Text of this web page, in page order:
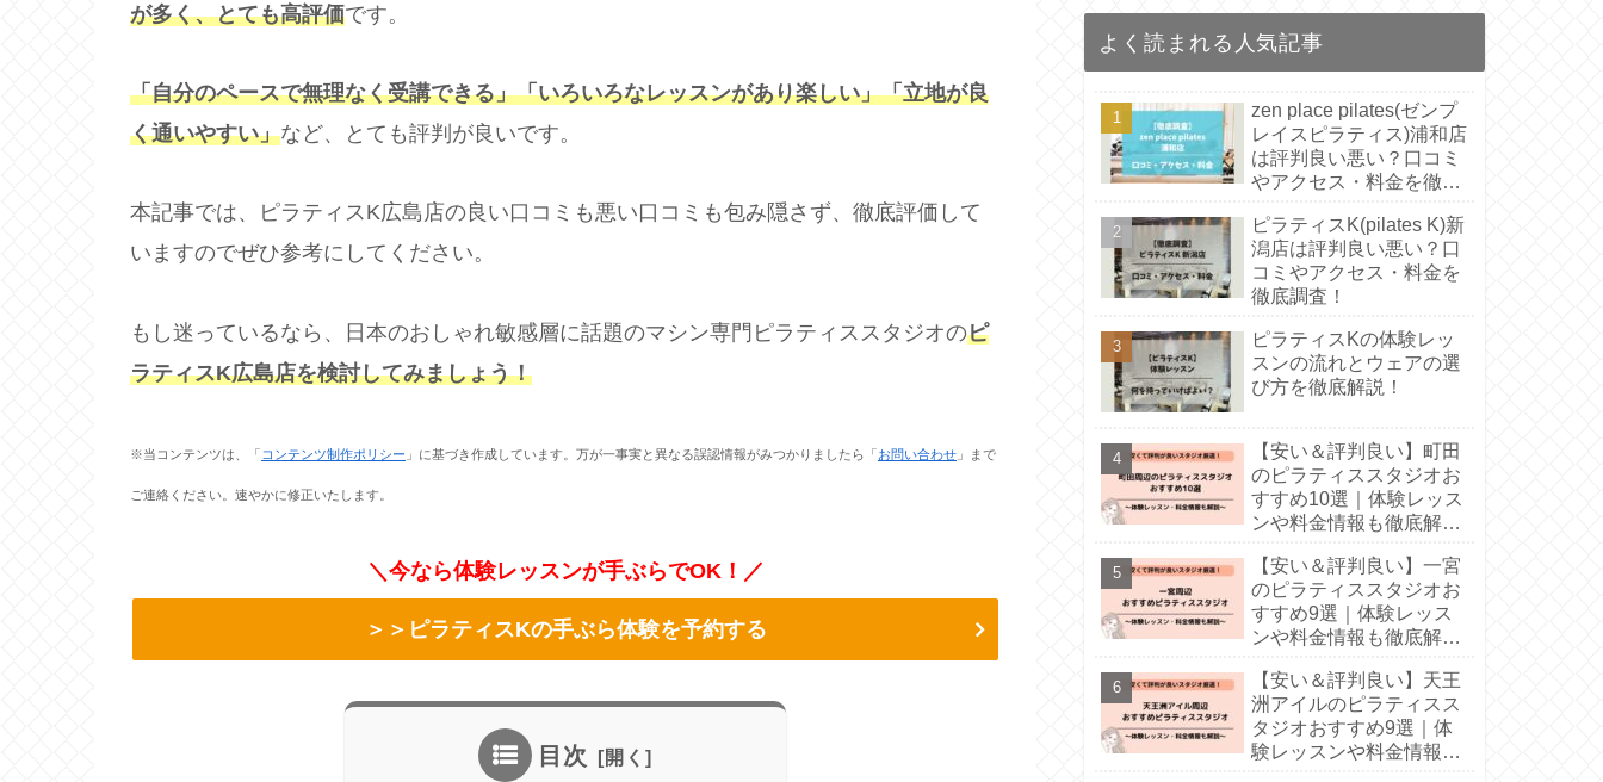
が多く、とても高評価です。
「自分のペースで無理なく受講できる」「いろいろなレッスンがあり楽しい」「立地が良
く通いやすい」など、とても評判が良いです。
本記事では、ピラティスK広島店の良い口コミも悪い口コミも包み隠さず、徹底評価して
いますのでぜひ参考にしてください。
もし迷っているなら、日本のおしゃれ敏感層に話題のマシン専門ピラティススタジオのピ
ラティスK広島店を検討してみましょう！
※当コンテンツは、「 コンテンツ制作ポリシー 」に基づき作成しています。万が一事実と異なる誤認情報がみつかりましたら「 お問い合わせ 」まで
ご連絡ください。速やかに修正いたします。
＼今なら体験レッスンが手ぶらでOK！／
＞＞ピラティスKの手ぶら体験を予約する
目次
よく読まれる人気記事
zen place pilates(ゼンプ
レイスピラティス)浦和店
は評判良い悪い？口コミ
やアクセス・料金を徹底
ピラティスK(pilates K)新
潟店は評判良い悪い？口
コミやアクセス・料金を
徹底調査！
ピラティスKの体験レッ
スンの流れとウェアの選
び方を徹底解説！
【安い＆評判良い】町田
のピラティススタジオお
すすめ10選｜体験レッス
ンや料金情報も徹底解
【安い＆評判良い】一宮
のピラティススタジオお
すすめ9選｜体験レッス
ンや料金情報も徹底解
【安い＆評判良い】天王
洲アイルのピラティスス
タジオおすすめ9選｜体
験レッスンや料金情報も